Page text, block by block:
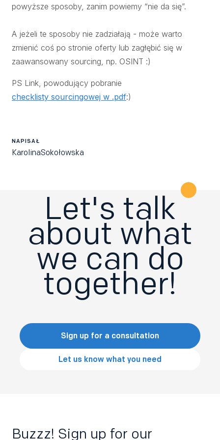
powyższe sposoby, zanim powiemy “nie da się”.
A jeżeli te sposoby nie zadziałają - może warto
zmienić coś po stronie oferty lub zagłębić się w
zaawansowany sourcing, np. OSINT :)
PS Link, powodujący pobranie
checklisty sourcingowej w .pdf:)
NAPISAŁ
KarolinaSokołowska
Let's talk
about what
we can do
together!
Sign up for a consultation
Let us know what you need
Buzzz! Sign up for our